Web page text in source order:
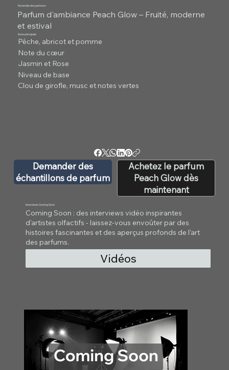
Pyramide des parfums
Parfum d'ambiance Peach Glow – Fruité, moderne
et estival
Note principale
Pêche, abricot et pomme
Note du cœur
Jasmin et Rose
Niveau de base
Clou de girofle, musc et notes vertes
Demander des
échantillons de parfum
Achetez le parfum
Peach Glow dès
maintenant
Interviews Coming Soon
Coming Soon : des interviews vidéo inspirantes
d'artistes olfactifs - laissez-vous envoûter par des
histoires fascinantes et des aperçus profonds de l'art
des parfums.
Vidéos